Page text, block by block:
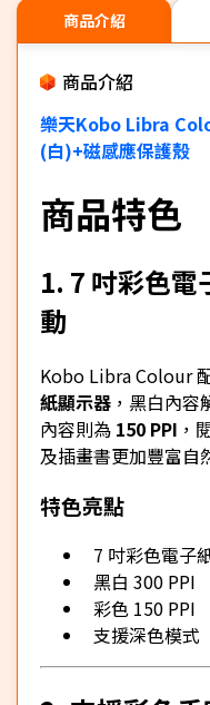
商品介紹
商品介紹
樂天Kobo Libra
(白)+磁感應保護殼
商品特色
1. 7 吋彩色
動
Kobo Libra Colour
紙顯示器 ，黑白內容
內容則為 150 PPI ，
及插畫書更加豐富自
特色亮點
7 吋彩色電子
黑白 300 PPI
彩色 150 PPI
支援深色模式